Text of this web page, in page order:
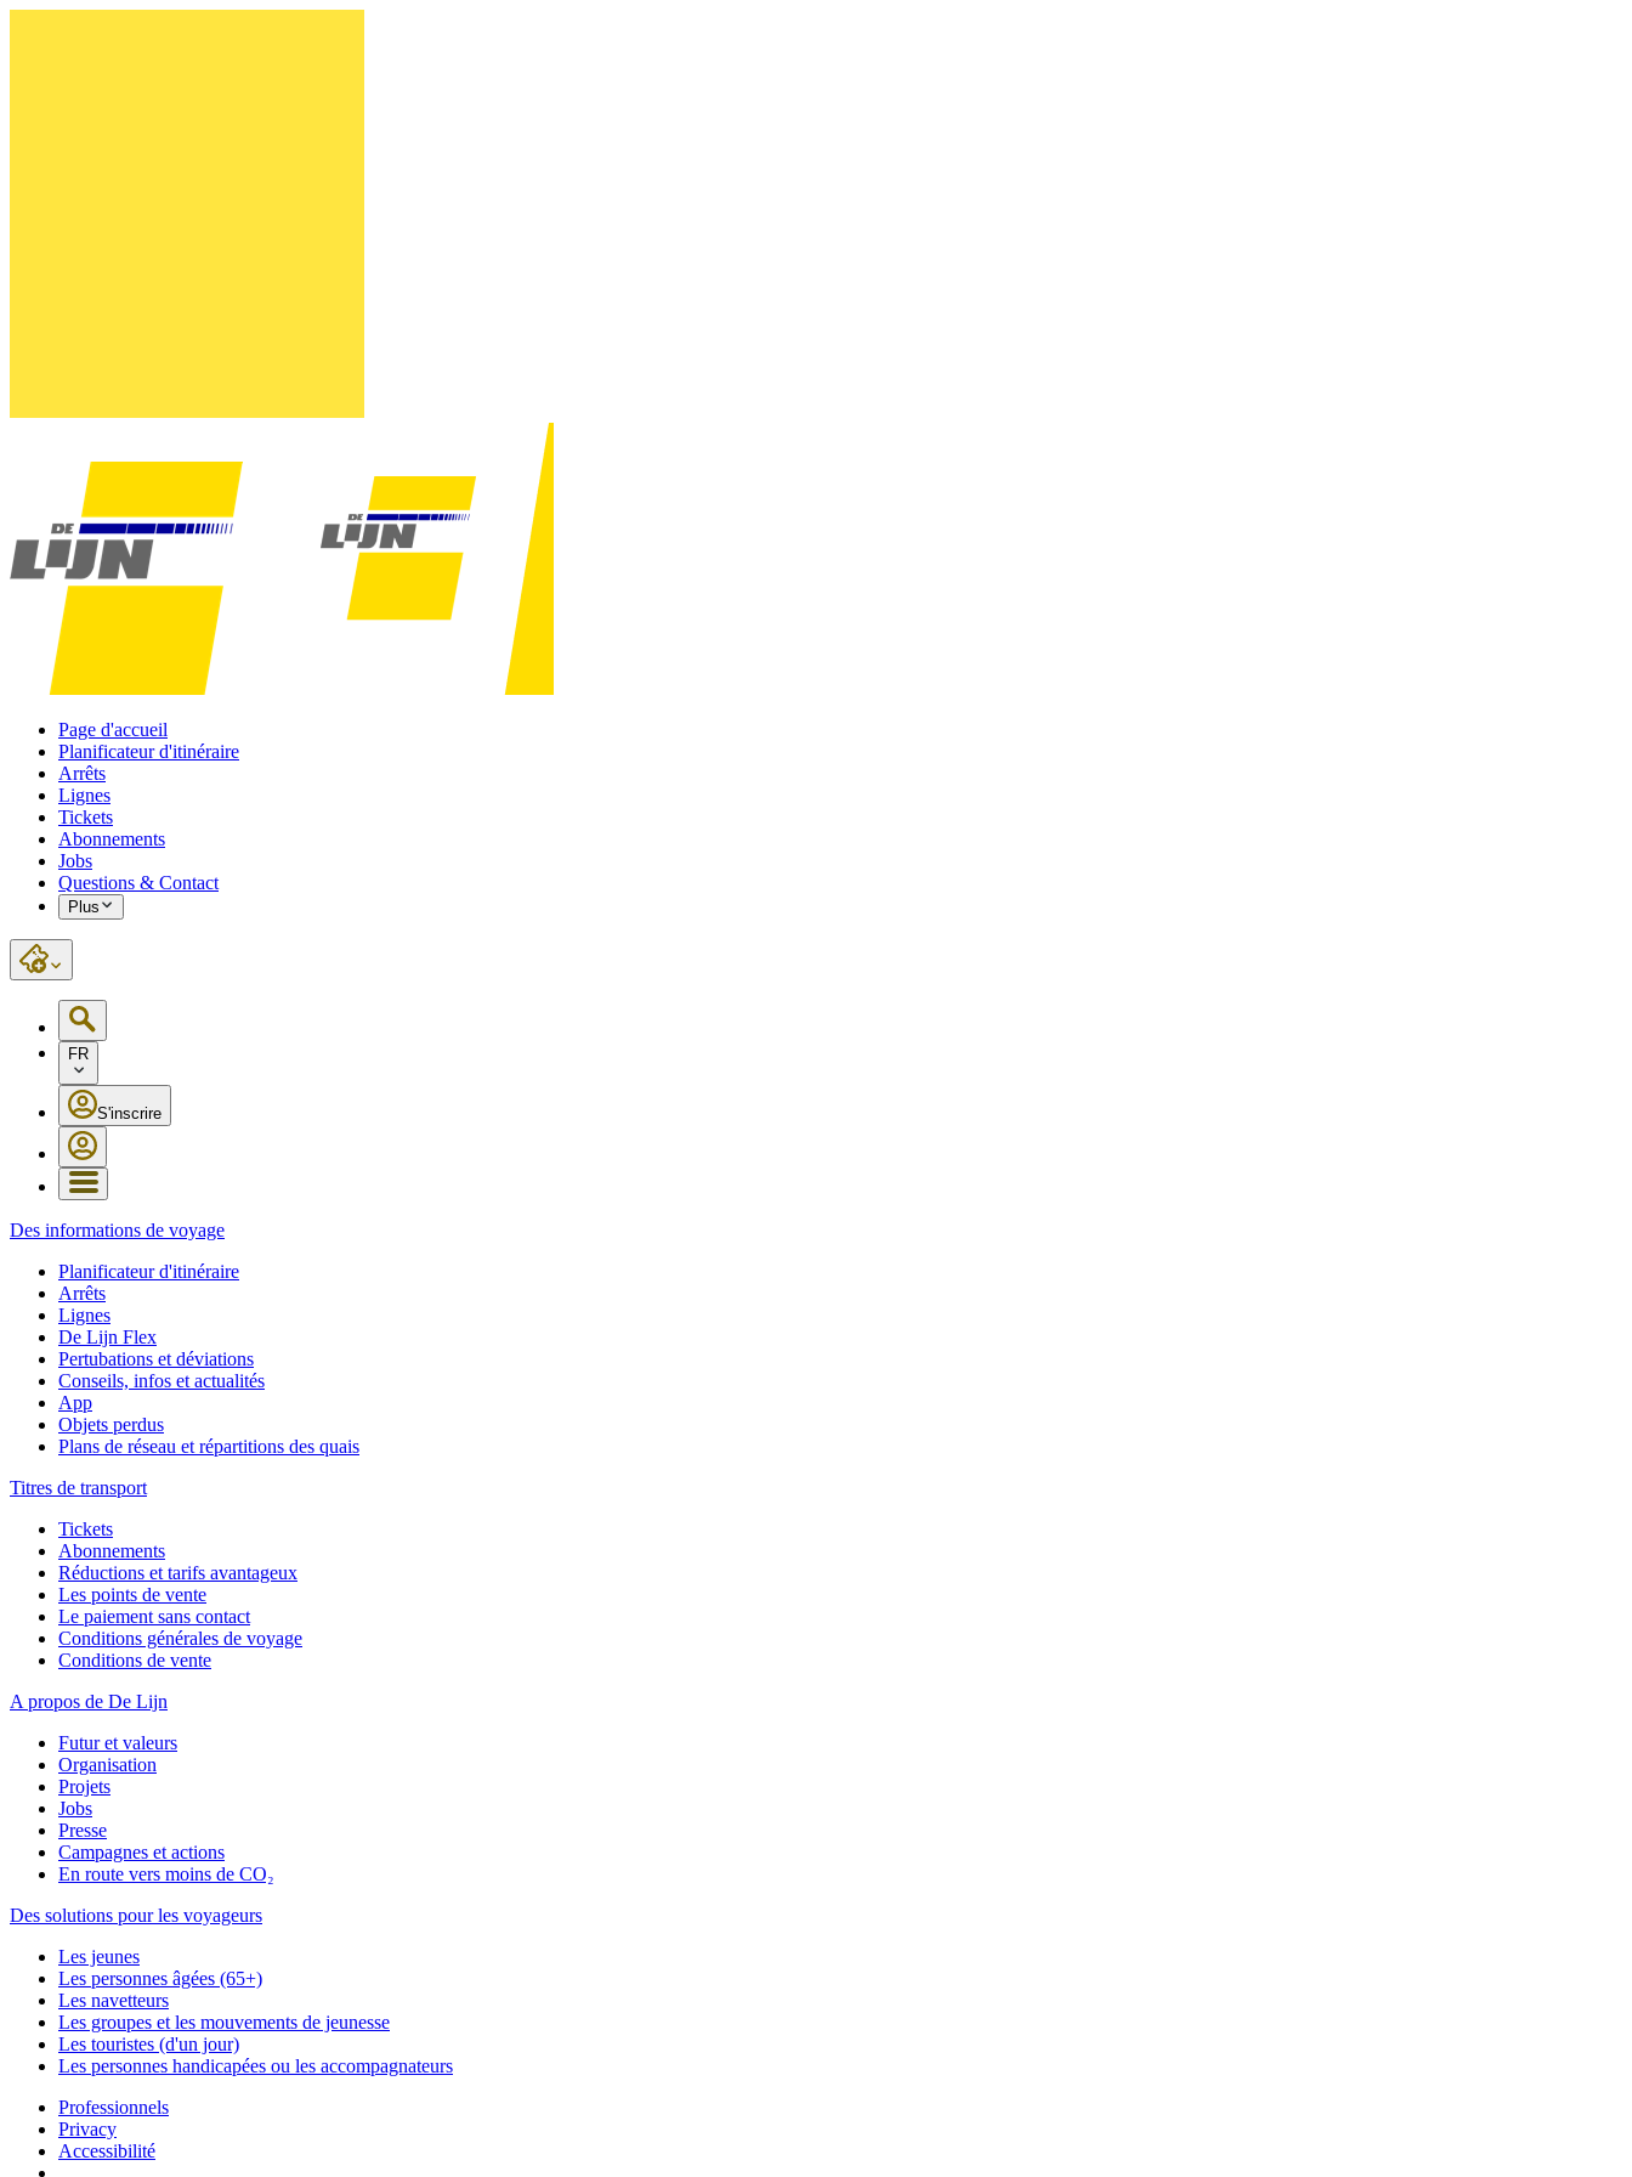
Page d'accueil
Planificateur d'itinéraire
Arrêts
Lignes
Tickets
Abonnements
Jobs
Questions & Contact
Plus
FR
S'inscrire
Des informations de voyage
Planificateur d'itinéraire
Arrêts
Lignes
De Lijn Flex
Pertubations et déviations
Conseils, infos et actualités
App
Objets perdus
Plans de réseau et répartitions des quais
Titres de transport
Tickets
Abonnements
Réductions et tarifs avantageux
Les points de vente
Le paiement sans contact
Conditions générales de voyage
Conditions de vente
A propos de De Lijn
Futur et valeurs
Organisation
Projets
Jobs
Presse
Campagnes et actions
En route vers moins de CO₂
Des solutions pour les voyageurs
Les jeunes
Les personnes âgées (65+)
Les navetteurs
Les groupes et les mouvements de jeunesse
Les touristes (d'un jour)
Les personnes handicapées ou les accompagnateurs
Professionnels
Privacy
Accessibilité